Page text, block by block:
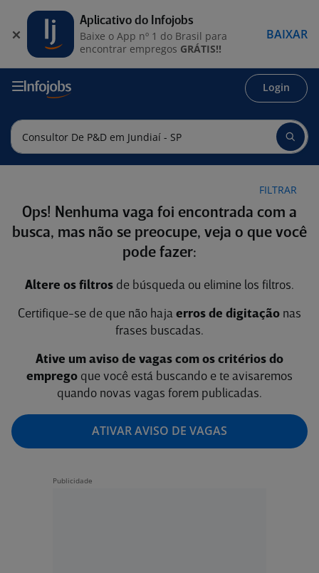
Login
FILTRAR
Ops! Nenhuma vaga foi encontrada com a
busca, mas não se preocupe, veja o que você
pode fazer:
Altere os filtros de búsqueda ou elimine los filtros.
Certifique-se de que não haja erros de digitação nas
frases buscadas.
Ative um aviso de vagas com os critérios do
emprego que você está buscando e te avisaremos
quando novas vagas forem publicadas.
ATIVAR AVISO DE VAGAS
Aplicativo do Infojobs
Baixe o App nº 1 do Brasil para
encontrar empregos GRÁTIS!!
BAIXAR